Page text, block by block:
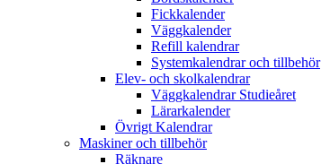
Fickkalender
Väggkalender
Refill kalendrar
Systemkalendrar och tillbehör
Elev- och skolkalendrar
Väggkalendrar Studieåret
Lärarkalender
Övrigt Kalendrar
Maskiner och tillbehör
Räknare